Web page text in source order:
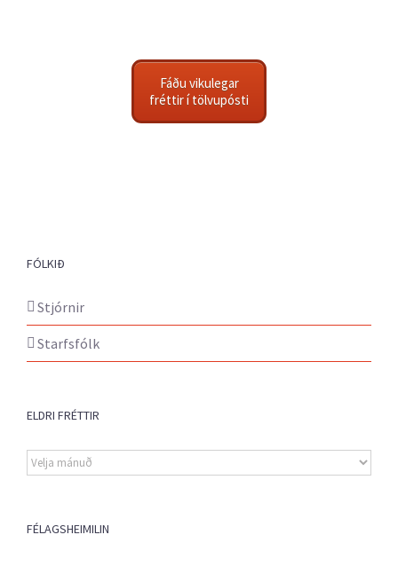
Fáðu vikulegar
fréttir í tölvupósti
FÓLKIÐ
Stjórnir
Starfsfólk
ELDRI FRÉTTIR
Eldri
fréttir
FÉLAGSHEIMILIN